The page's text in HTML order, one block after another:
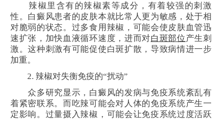
辣椒里含有的辣椒素等成分，有着较强的刺激
性。白癜风患者的皮肤本就比常人更为敏感，处于相
对脆弱的状态。过多食用辣椒，可能会使皮肤血管迅
速扩张，加快血液循环速度，进而对白斑部位产生刺
激。这种刺激有可能促使白斑扩散，导致病情进一步
加重。
2. 辣椒对失衡免疫的“扰动”
众多研究显示，白癜风的发病与免疫系统紊乱有
着紧密联系。而吃辣可能会对人体的免疫系统产生一
定影响。过量摄入辣椒，可能会让免疫系统过度活跃